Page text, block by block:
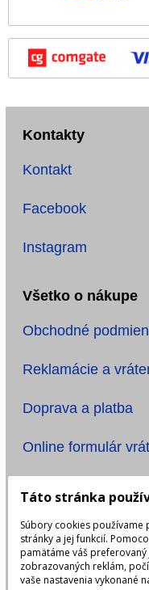
Kontakty
Kontakt
Facebook
Instagram
Všetko o nákupe
Obchodné
Reklamácie a
Doprava a platba
Online formulár
Informácie
Ochrana osobných
Názov účtu: ONE
IBAN:
Táto stránka
Súbory cookies používame
stránky a jej funkcií.
pamätáme váš
zobrazovaných reklám,
vaše nastavenia vykonané